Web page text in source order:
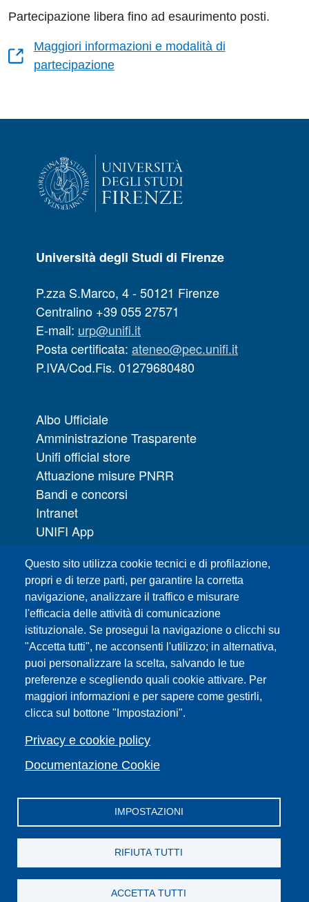
Partecipazione libera fino ad esaurimento posti.
Maggiori informazioni e modalità di
partecipazione
Questo sito utilizza cookie tecnici e di profilazione,
propri e di terze parti, per garantire la corretta
navigazione, analizzare il traffico e misurare
l'efficacia delle attività di comunicazione
istituzionale. Se prosegui la navigazione o clicchi su
"Accetta tutti", ne acconsenti l'utilizzo; in alternativa,
puoi personalizzare la scelta, salvando le tue
preferenze e scegliendo quali cookie attivare. Per
maggiori informazioni e per sapere come gestirli,
clicca sul bottone "Impostazioni".
Privacy e cookie policy
Documentazione Cookie
IMPOSTAZIONI
RIFIUTA TUTTI
ACCETTA TUTTI
Università degli Studi di Firenze
P.zza S.Marco, 4 - 50121 Firenze
Centralino +39 055 27571
E-mail: urp@unifi.it
Posta certificata: ateneo@pec.unifi.it
P.IVA/Cod.Fis. 01279680480
Albo Ufficiale
Amministrazione Trasparente
Unifi official store
Attuazione misure PNRR
Bandi e concorsi
Intranet
UNIFI App
URP | Ufficio Relazioni con il Pubblico
Sedi
Mappa del sito
Webmaster e redazione web
Elenco dei siti tematici
Accessibilità
Feed RSS
Note legali del sito
Privacy policy
Cambia idea sui cookie
Facebook
X YouTubeSpotifyInstagramLinkedInTelegram
Flickr